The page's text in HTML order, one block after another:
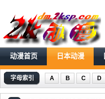
动漫首页 日本动漫
字母索引 A B C D